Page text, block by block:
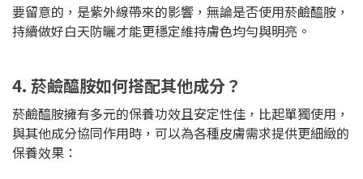
要留意的，是紫外線帶來的影響，無論是否使用菸鹼醯胺，
持續做好白天防曬才能更穩定維持膚色均勻與明亮。
4. 菸鹼醯胺如何搭配其他成分？
菸鹼醯胺擁有多元的保養功效且安定性佳，比起單獨使用，
與其他成分協同作用時，可以為各種皮膚需求提供更細緻的
保養效果：